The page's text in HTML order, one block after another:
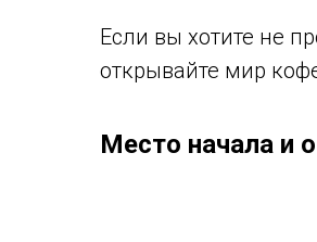
Если вы хотите не
открывайте мир
Место начала и